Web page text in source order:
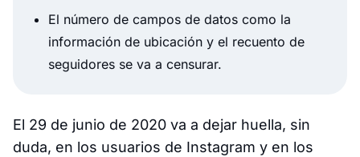
El número de campos de datos como la
información de ubicación y el recuento de
seguidores se va a censurar.
El 29 de junio de 2020 va a dejar huella, sin
duda, en los usuarios de Instagram y en los